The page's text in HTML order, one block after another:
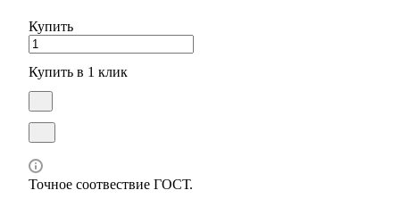
Купить
Купить в 1 клик
Точное соотвествие ГОСТ.